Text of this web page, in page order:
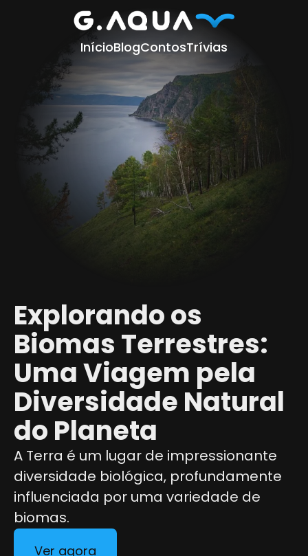
InícioBlogContosTrívias
Explorando os
Biomas Terrestres:
Uma Viagem pela
Diversidade Natural
do Planeta
A Terra é um lugar de impressionante
diversidade biológica, profundamente
influenciada por uma variedade de
biomas.
Ver agora